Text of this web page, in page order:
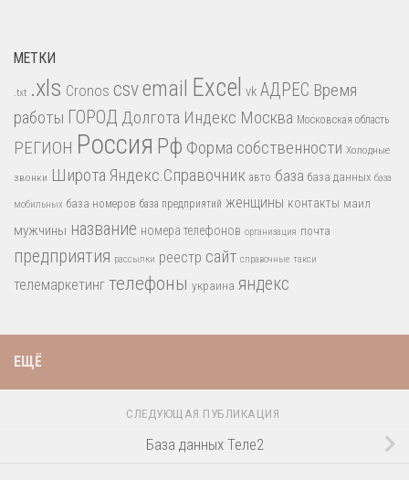
МЕТКИ
.txt .xls Cronos csvemail Excel vk АДРЕС Время
работы ГОРОД Долгота Индекс Москва Московская область
РЕГИОН Россия Рф Форма собственности Холодные
звонки Широта Яндекс.Справочник авто база база данных база
мобильных база номеров база предприятий женщины контакты маил
мужчины название номера телефонов организация почта
предприятия рассылки реестр сайт справочные такси
телемаркетинг телефоны украина яндекс
ЕЩЁ
СЛЕДУЮЩАЯ ПУБЛИКАЦИЯ
База данных Теле2